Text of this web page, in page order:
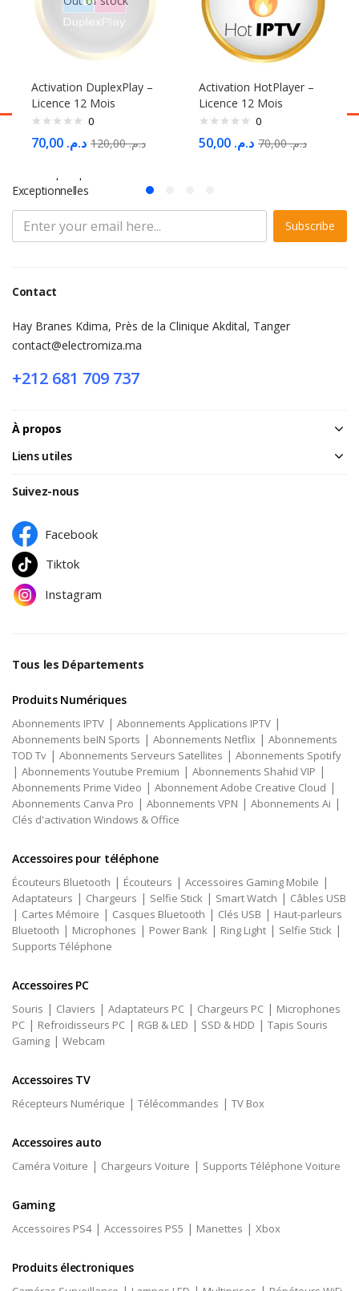
Activation DuplexPlay –
Licence 12 Mois
0
د.م. د.م.120,00
Activation HotPlayer –
Licence 12 Mois
0
د.م. د.م.70,00
S'abonner à la Newsletter
Exceptionnelles
Subscribe
Contact
Hay Branes Kdima, Près de la Clinique Akdital, Tanger
contact@electromiza.ma
+212 681 709 737
À propos
Liens utiles
Suivez-nous
Facebook
Tiktok
Instagram
Tous les Départements
Produits Numériques
Abonnements IPTV | Abonnements Applications IPTV |
Abonnements beIN Sports | Abonnements Netflix | Abonnements
TOD Tv | Abonnements Serveurs Satellites | Abonnements Spotify
| Abonnements Youtube Premium | Abonnements Shahid VIP |
Abonnements Prime Video | Abonnement Adobe Creative Cloud |
Abonnements Canva Pro | Abonnements VPN | Abonnements Ai |
Clés d'activation Windows & Office
Accessoires pour téléphone
Écouteurs Bluetooth | Écouteurs | Accessoires Gaming Mobile |
Adaptateurs | Chargeurs | Selfie Stick | Smart Watch | Câbles USB
| Cartes Mémoire | Casques Bluetooth | Clés USB | Haut-parleurs
Bluetooth | Microphones | Power Bank | Ring Light | Selfie Stick |
Supports Téléphone
Accessoires PC
Souris | Claviers | Adaptateurs PC | Chargeurs PC | Microphones
PC | Refroidisseurs PC | RGB & LED | SSD & HDD | Tapis Souris
Gaming | Webcam
Accessoires TV
Récepteurs Numérique | Télécommandes | TV Box
Accessoires auto
Caméra Voiture | Chargeurs Voiture | Supports Téléphone Voiture
Gaming
Accessoires PS4| Accessoires PS5 | Manettes | Xbox
Produits électroniques